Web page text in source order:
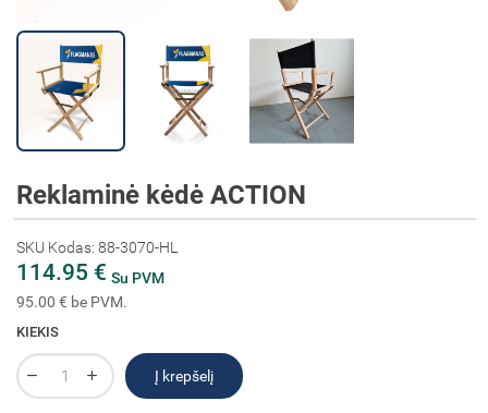
Reklaminė kėdė ACTION
SKU Kodas: 88-3070-HL
114.95 € Su PVM
95.00 € be PVM.
KIEKIS
Į krepšelį